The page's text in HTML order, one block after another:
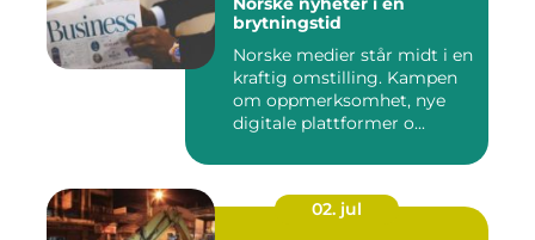
brytningstid
Norske medier står midt i en
kraftig omstilling. Kampen
om oppmerksomhet, nye
digitale plattformer o...
02. jul